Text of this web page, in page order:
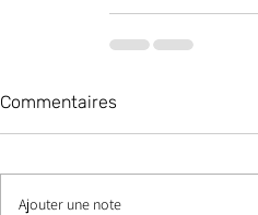
Commentaires
Ajouter une note